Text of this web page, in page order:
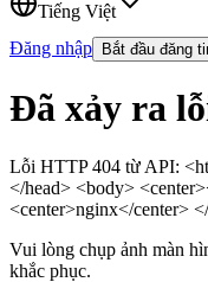
Tiếng Việt
Đăng nhập
Bắt đầu đăng
Đã xảy ra
Lỗi HTTP 404 từ API:
</head> <body>
<center>nginx</center>
Vui lòng chụp ảnh màn
khắc phục.